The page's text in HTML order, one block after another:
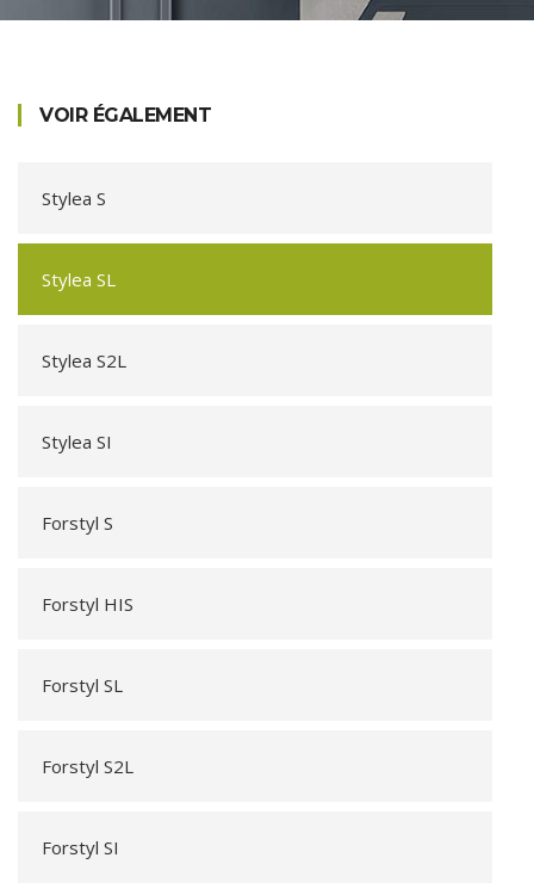
VOIR ÉGALEMENT
Stylea S
Stylea SL
Stylea S2L
Stylea SI
Forstyl S
Forstyl HIS
Forstyl SL
Forstyl S2L
Forstyl SI